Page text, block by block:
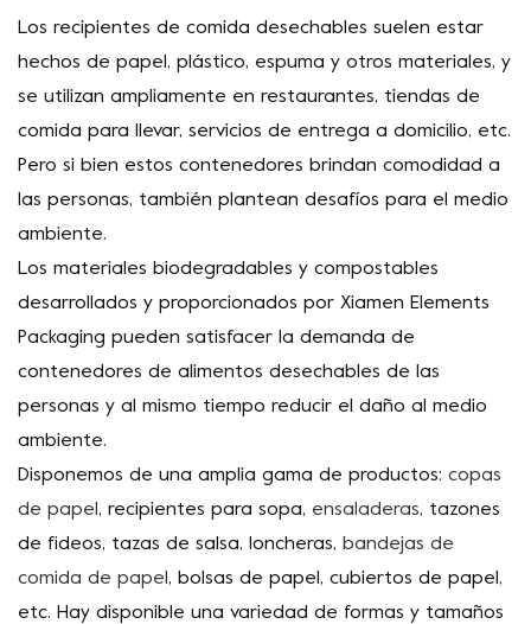
Los recipientes de comida desechables suelen estar
hechos de papel, plástico, espuma y otros materiales, y
se utilizan ampliamente en restaurantes, tiendas de
comida para llevar, servicios de entrega a domicilio, etc.
Pero si bien estos contenedores brindan comodidad a
las personas, también plantean desafíos para el medio
ambiente.
Los materiales biodegradables y compostables
desarrollados y proporcionados por Xiamen Elements
Packaging pueden satisfacer la demanda de
contenedores de alimentos desechables de las
personas y al mismo tiempo reducir el daño al medio
ambiente.
Disponemos de una amplia gama de productos: copas
de papel , recipientes para sopa, ensaladeras, tazones
de fideos, tazas de salsa, loncheras, bandejas de
comida de papel , bolsas de papel, cubiertos de papel,
etc. Hay disponible una variedad de formas y tamaños